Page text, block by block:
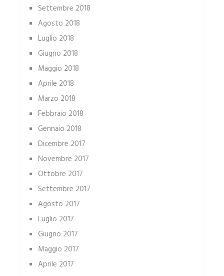
Settembre 2018
Agosto 2018
Luglio 2018
Giugno 2018
Maggio 2018
Aprile 2018
Marzo 2018
Febbraio 2018
Gennaio 2018
Dicembre 2017
Novembre 2017
Ottobre 2017
Settembre 2017
Agosto 2017
Luglio 2017
Giugno 2017
Maggio 2017
Aprile 2017